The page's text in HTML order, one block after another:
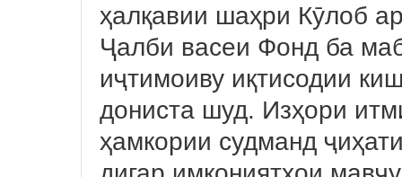
ҳалқавии шаҳри Кӯлоб
Ҷалби васеи Фонд ба
иҷтимоиву иқтисодии
дониста шуд. Изҳори
ҳамкории судманд